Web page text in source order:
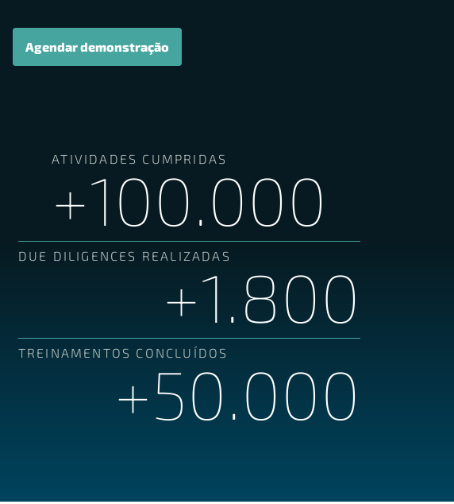
Agendar demonstração
ATIVIDADES CUMPRIDAS
+100.000
DUE DILIGENCES REALIZADAS
+1.800
TREINAMENTOS CONCLUÍDOS
+50.000